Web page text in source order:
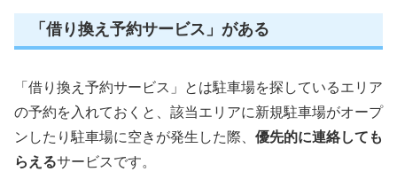
「借り換え予約サービス」がある
「借り換え予約サービス」とは駐車場を探しているエリア
の予約を入れておくと、該当エリアに新規駐車場がオープ
ンしたり駐車場に空きが発生した際、 優先的に連絡しても
らえるサービスです。